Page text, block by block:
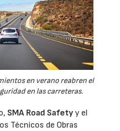
en verano reabren el
en las carreteras.
SMA Road Safetyy el
Técnicos de Obras